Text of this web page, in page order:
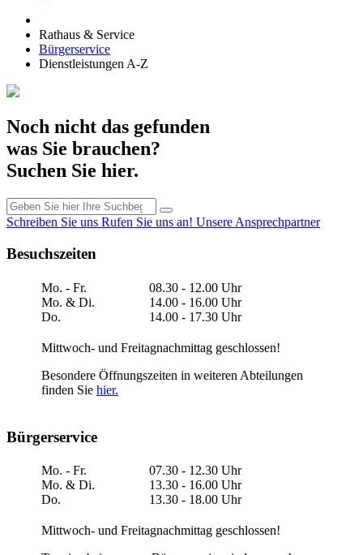
Rathaus & Service
Bürgerservice
Dienstleistungen A-Z
Noch nicht das gefunden
was Sie brauchen?
Suchen Sie hier.
Schreiben Sie uns Rufen Sie uns an! Unsere Ansprechpartner
Besuchszeiten
Mo. - Fr.
Mo. & Di.
Do.
08.30 - 12.00 Uhr
14.00 - 16.00 Uhr
14.00 - 17.30 Uhr
Mittwoch- und Freitagnachmittag geschlossen!
Besondere Öffnungszeiten in weiteren Abteilungen
finden Sie hier.
Bürgerservice
Mo. - Fr.
Mo. & Di.
Do.
07.30 - 12.30 Uhr
13.30 - 16.00 Uhr
13.30 - 18.00 Uhr
Mittwoch- und Freitagnachmittag geschlossen!